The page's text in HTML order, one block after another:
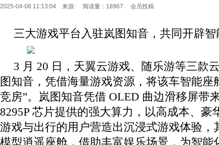
2025-04-08 11:13:04 来源: 阅读量：18967 会员投稿
三大游戏平台入驻岚图知音，共同开辟
3 月 20 日，天翼云游戏、随乐游等三款
图知音，凭借海量游戏资源，将该车智能座
竞房”。岚图知音凭借 OLED 曲边滑移屏带
8295P 芯片提供的强大算力，以高成本、豪
游戏与出行的用户营造出沉浸式游戏体验
模型逍遥座舱，借助丰富娱乐场景，为智能